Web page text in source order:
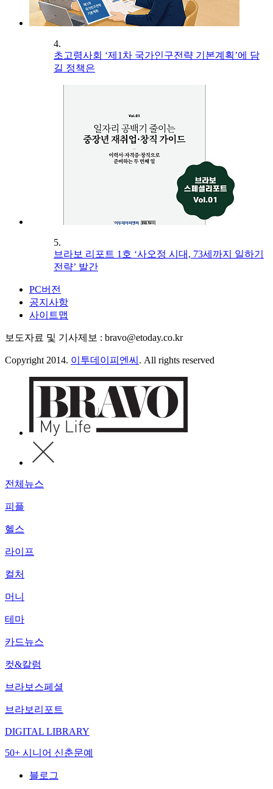
4.
초고령사회 ‘제1차 국가인구전략 기본계획’에 담
길 정책은
5.
브라보 리포트 1호 ‘사오정 시대, 73세까지 일하기
전략’ 발간
PC버전
공지사항
사이트맵
보도자료 및 기사제보 : bravo@etoday.co.kr
Copyright 2014. 이투데이피엔씨 . All rights reserved
전체뉴스
피플
헬스
라이프
컬처
머니
테마
카드뉴스
컷&칼럼
브라보스페셜
브라보리포트
DIGITAL LIBRARY
50+ 시니어 신춘문예
블로그